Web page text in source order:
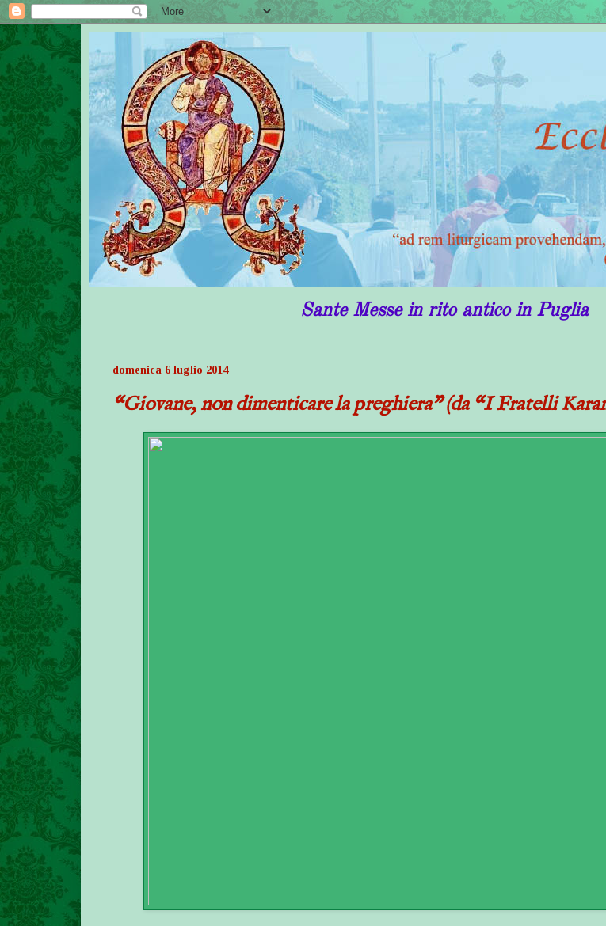
Sante Messe in rito antico in Puglia
domenica 6 luglio 2014
“Giovane, non dimenticare la preghiera” (da “I Fratelli